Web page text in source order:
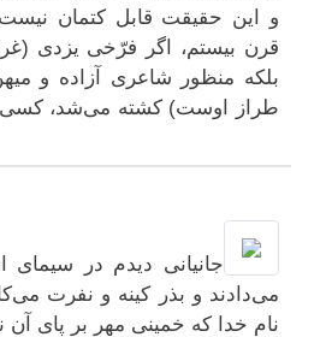
و این حقیقت قابل کتمان
قرن بیستم، اگر فرّخی یزدی
بلکه منظور شاعری آزاده و
طراز اوست) کشته می‌شد، کسی
جانیانی دیدم در
می‌دادند و بذر کینه و نفرت
نام خدا که خمینی مهر بر پای